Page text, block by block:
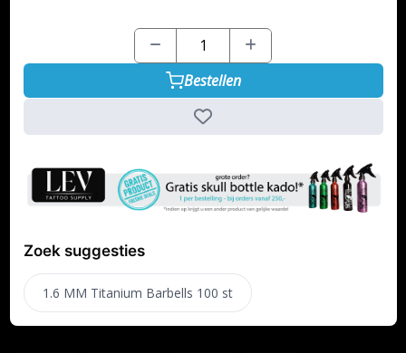
Bestellen
Zoek suggesties
1.6 MM Titanium Barbells 100 st